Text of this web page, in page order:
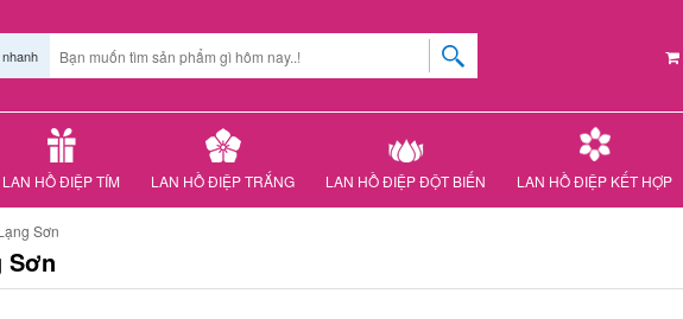
LAN HỒ ĐIỆP TÍM LAN HỒ ĐIỆP TRẮNG LAN HỒ ĐIỆP ĐỘT BIẾN LAN HỒ ĐIỆP KẾT HỢP
Sơn
Sơn